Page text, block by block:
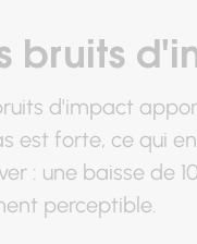
bruits
d'impact
est forte, ce qui
: une baisse de
perceptible.